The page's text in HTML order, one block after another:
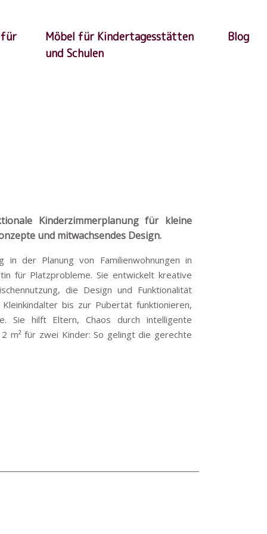
für
Möbel für Kindertagesstätten
und Schulen
Blog
Kinderzimmerplanung für kleine
und mitwachsendes Design.
der Planung von Familienwohnungen in
für Platzprobleme. Sie entwickelt kreative
die Design und Funktionalität
bis zur Pubertät funktionieren,
Sie hilft Eltern, Chaos durch intelligente
m² für zwei Kinder: So gelingt die gerechte